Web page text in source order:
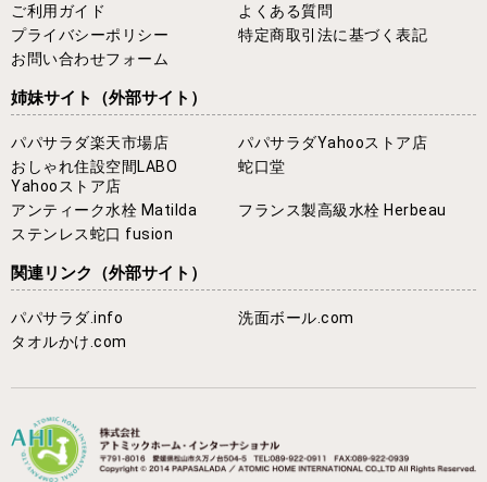
ご利用ガイド
よくある質問
プライバシーポリシー
特定商取引法に基づく表記
お問い合わせフォーム
姉妹サイト （外部サイト）
パパサラダ楽天市場店
パパサラダYahooストア店
おしゃれ住設空間LABO
Yahooストア店
蛇口堂
アンティーク水栓 Matilda
フランス製高級水栓 Herbeau
ステンレス蛇口 fusion
関連リンク （外部サイト）
パパサラダ.info
洗面ボール.com
タオルかけ.com